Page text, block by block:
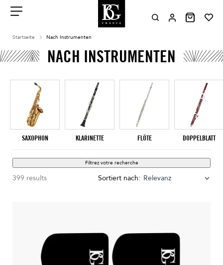
contenu
Startseite Nach Instrumenten
NACH INSTRUMENTEN
SAXOPHON KLARINETTE FLÖTE DOPPELBLATT
Filtrez votre recherche
399 results Sortiert nach: Relevanz